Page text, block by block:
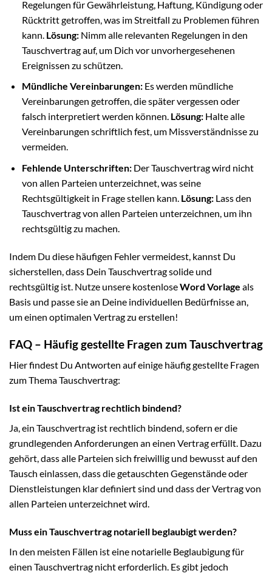
Regelungen für Gewährleistung, Haftung, Kündigung oder
Rücktritt getroffen, was im Streitfall zu Problemen führen
kann. Lösung:Nimm alle relevanten Regelungen in den
Tauschvertrag auf, um Dich vor unvorhergesehenen
Ereignissen zu schützen.
Mündliche Vereinbarungen:Es werden mündliche
Vereinbarungen getroffen, die später vergessen oder
falsch interpretiert werden können. Lösung:Halte alle
Vereinbarungen schriftlich fest, um Missverständnisse zu
vermeiden.
Fehlende Unterschriften:Der Tauschvertrag wird nicht
von allen Parteien unterzeichnet, was seine
Rechtsgültigkeit in Frage stellen kann. Lösung:Lass den
Tauschvertrag von allen Parteien unterzeichnen, um ihn
rechtsgültig zu machen.
Indem Du diese häufigen Fehler vermeidest, kannst Du
sicherstellen, dass Dein Tauschvertrag solide und
rechtsgültig ist. Nutze unsere kostenloseWord Vorlage als
Basis und passe sie an Deine individuellen Bedürfnisse an,
um einen optimalen Vertrag zu erstellen!
FAQ – Häufig gestellte Fragen zum Tauschvertrag
Hier findest Du Antworten auf einige häufig gestellte Fragen
zum Thema Tauschvertrag:
Ist ein Tauschvertrag rechtlich bindend?
Ja, ein Tauschvertrag ist rechtlich bindend, sofern er die
grundlegenden Anforderungen an einen Vertrag erfüllt. Dazu
gehört, dass alle Parteien sich freiwillig und bewusst auf den
Tausch einlassen, dass die getauschten Gegenstände oder
Dienstleistungen klar definiert sind und dass der Vertrag von
allen Parteien unterzeichnet wird.
Muss ein Tauschvertrag notariell beglaubigt werden?
In den meisten Fällen ist eine notarielle Beglaubigung für
einen Tauschvertrag nicht erforderlich. Es gibt jedoch